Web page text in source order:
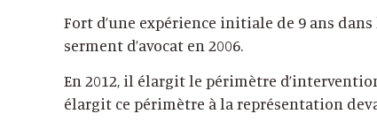
Fort d’une expérience initiale de 9 ans
serment d’avocat en 2006.
En 2012, il élargit le périmètre
élargit ce périmètre à la représentation